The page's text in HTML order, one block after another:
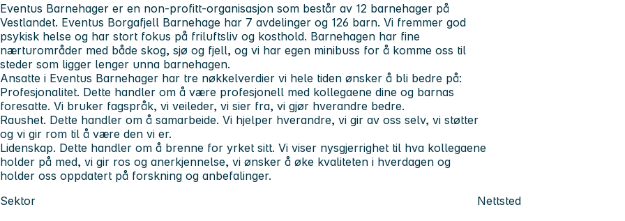
Eventus Barnehager er en non-profitt-organisasjon som består av 12 barnehager på
Vestlandet. Eventus Borgafjell Barnehage har 7 avdelinger og 126 barn. Vi fremmer god
psykisk helse og har stort fokus på friluftsliv og kosthold. Barnehagen har fine
nærturområder med både skog, sjø og fjell, og vi har egen minibuss for å komme oss til
steder som ligger lenger unna barnehagen.
Ansatte i Eventus Barnehager har tre nøkkelverdier vi hele tiden ønsker å bli bedre på:
Profesjonalitet. Dette handler om å være profesjonell med kollegaene dine og barnas
foresatte. Vi bruker fagspråk, vi veileder, vi sier fra, vi gjør hverandre bedre.
Raushet. Dette handler om å samarbeide. Vi hjelper hverandre, vi gir av oss selv, vi støtter
og vi gir rom til å være den vi er.
Lidenskap. Dette handler om å brenne for yrket sitt. Vi viser nysgjerrighet til hva kollegaene
holder på med, vi gir ros og anerkjennelse, vi ønsker å øke kvaliteten i hverdagen og
holder oss oppdatert på forskning og anbefalinger.
Sektor
Nettsted